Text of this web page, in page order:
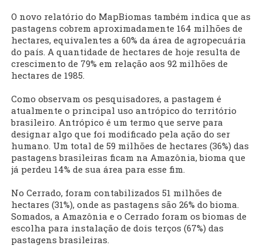
O novo relatório do MapBiomas também indica que as
pastagens cobrem aproximadamente 164 milhões de
hectares, equivalentes a 60% da área de agropecuária
do país. A quantidade de hectares de hoje resulta de
crescimento de 79% em relação aos 92 milhões de
hectares de 1985.
Como observam os pesquisadores, a pastagem é
atualmente o principal uso antrópico do território
brasileiro. Antrópico é um termo que serve para
designar algo que foi modificado pela ação do ser
humano. Um total de 59 milhões de hectares (36%) das
pastagens brasileiras ficam na Amazônia, bioma que
já perdeu 14% de sua área para esse fim.
No Cerrado, foram contabilizados 51 milhões de
hectares (31%), onde as pastagens são 26% do bioma.
Somados, a Amazônia e o Cerrado foram os biomas de
escolha para instalação de dois terços (67%) das
pastagens brasileiras.